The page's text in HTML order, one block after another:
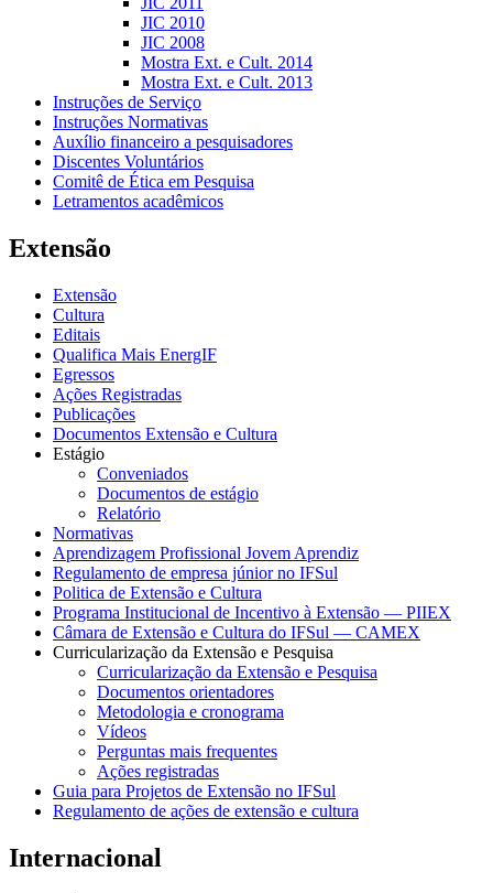
JIC 2010
JIC 2008
Mostra Ext. e Cult. 2014
Mostra Ext. e Cult. 2013
Instruções de Serviço
Instruções Normativas
Auxílio financeiro a pesquisadores
Discentes Voluntários
Comitê de Ética em Pesquisa
Letramentos acadêmicos
Extensão
Extensão
Cultura
Editais
Qualifica Mais EnergIF
Egressos
Ações Registradas
Publicações
Documentos Extensão e Cultura
Estágio
Conveniados
Documentos de estágio
Relatório
Normativas
Aprendizagem Profissional Jovem Aprendiz
Regulamento de empresa júnior no IFSul
Politica de Extensão e Cultura
Programa Institucional de Incentivo à Extensão — PIIEX
Câmara de Extensão e Cultura do IFSul — CAMEX
Curricularização da Extensão e Pesquisa
Curricularização da Extensão e Pesquisa
Documentos orientadores
Metodologia e cronograma
Vídeos
Perguntas mais frequentes
Ações registradas
Guia para Projetos de Extensão no IFSul
Regulamento de ações de extensão e cultura
Internacional